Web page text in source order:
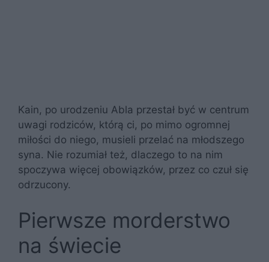
Kain, po urodzeniu Abla przestał być w centrum
uwagi rodziców, którą ci, po mimo ogromnej
miłości do niego, musieli przelać na młodszego
syna. Nie rozumiał też, dlaczego to na nim
spoczywa więcej obowiązków, przez co czuł się
odrzucony.
Pierwsze morderstwo
na świecie